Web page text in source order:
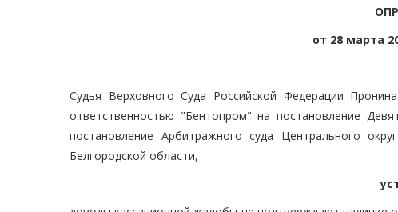
от 28 марта
Судья Верховного Суда Российской Федерации
ответственностью "Бентопром" на постановление
постановление Арбитражного суда Центрального
Белгородской области,